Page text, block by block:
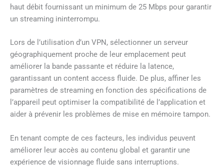
haut débit fournissant un minimum de 25 Mbps pour garantir
un streaming ininterrompu.
Lors de l’utilisation d’un VPN, sélectionner un serveur
géographiquement proche de leur emplacement peut
améliorer la bande passante et réduire la latence,
garantissant un content access fluide. De plus, affiner les
paramètres de streaming en fonction des spécifications de
l’appareil peut optimiser la compatibilité de l’application et
aider à prévenir les problèmes de mise en mémoire tampon.
En tenant compte de ces facteurs, les individus peuvent
améliorer leur accès au contenu global et garantir une
expérience de visionnage fluide sans interruptions.